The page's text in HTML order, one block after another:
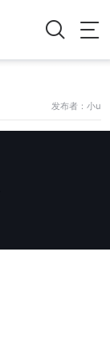
发布者：小u